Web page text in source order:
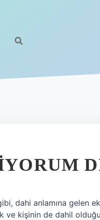
dahi anlamına gelen
ve kişinin de dahil